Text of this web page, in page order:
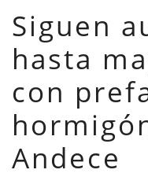
Siguen
hasta
con
Andece